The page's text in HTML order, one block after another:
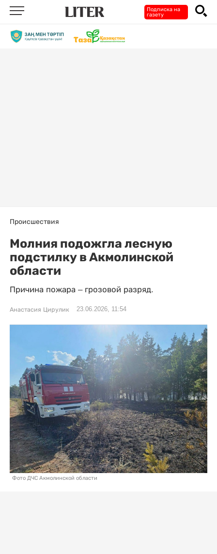
Подписка на
газету
Происшествия
Молния подожгла лесную
подстилку в Акмолинской
области
Причина пожара – грозовой разряд.
Анастасия Цирулик 23.06.2026, 11:54
Фото ДЧС Акмолинской области